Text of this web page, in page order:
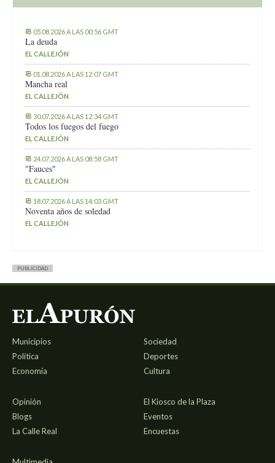
05.08.2026 A LAS 00:56 GMT
La deuda
EL CALLEJÓN
01.08.2026 A LAS 12:07 GMT
Mancha real
EL CALLEJÓN
30.07.2026 A LAS 12:34 GMT
Todos los fuegos del fuego
EL CALLEJÓN
24.07.2026 A LAS 08:58 GMT
"Fauces"
EL CALLEJÓN
18.07.2026 A LAS 14:03 GMT
Noventa años de soledad
EL CALLEJÓN
PUBLICIDAD
Municipios
Política
Economía
Sociedad
Deportes
Cultura
Opinión
Blogs
La Calle Real
El Kiosco de la Plaza
Eventos
Encuestas